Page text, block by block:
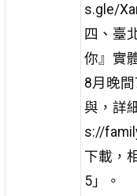
s.gle/
四、臺
你』實
8月晚
與，詳
s://
下載，
5」。